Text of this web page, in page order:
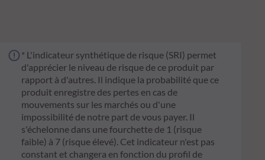
* L'indicateur synthétique de risque (SRI) permet
d'apprécier le niveau de risque de ce produit par
rapport à d'autres. Il indique la probabilité que ce
produit enregistre des pertes en cas de
mouvements sur les marchés ou d'une
impossibilité de notre part de vous payer. Il
s'échelonne dans une fourchette de 1 (risque
faible) à 7 (risque élevé). Cet indicateur n'est pas
constant et changera en fonction du profil de